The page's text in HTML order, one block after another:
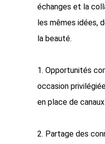
échanges et la
les mêmes idées,
la beauté.
1. Opportunités
occasion
en place de
2. Partage des